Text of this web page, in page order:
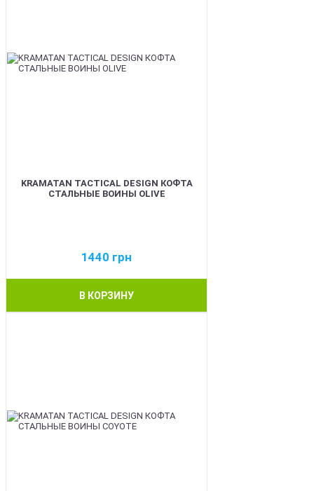
KRAMATAN TACTICAL DESIGN КОФТА
СТАЛЬНЫЕ ВОИНЫ OLIVE
1440 грн
В КОРЗИНУ